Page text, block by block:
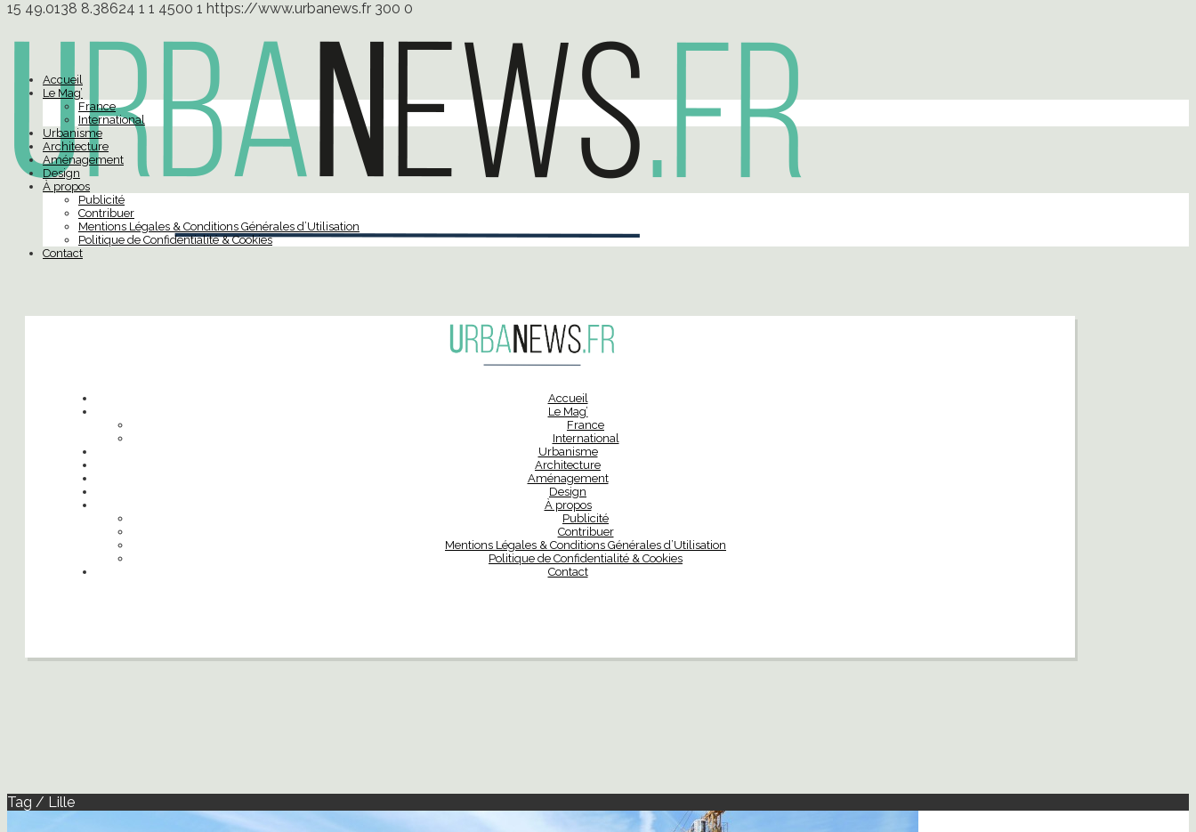
15 49.0138 8.38624 1 1 4500 1 https://www.urbanews.fr 300 0
Accueil
Le Mag’
France
International
Urbanisme
Architecture
Aménagement
Design
À propos
Publicité
Contribuer
Mentions Légales & Conditions Générales d’Utilisation
Politique de Confidentialité & Cookies
Contact
Accueil
Le Mag’
France
International
Urbanisme
Architecture
Aménagement
Design
À propos
Publicité
Contribuer
Mentions Légales & Conditions Générales d’Utilisation
Politique de Confidentialité & Cookies
Contact
Tag / Lille